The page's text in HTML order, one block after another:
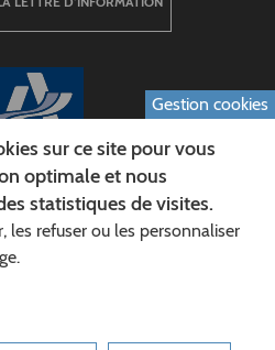
DE L'AISNE
Siège :
Gestion cookies
sur ce site pour vous
optimale et nous
statistiques de visites.
les refuser ou les personnaliser